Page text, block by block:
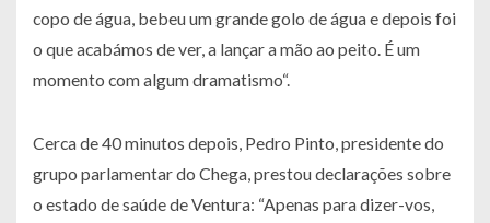
copo de água, bebeu um grande golo de água e depois foi
o que acabámos de ver, a lançar a mão ao peito. É um
momento com algum dramatismo“.
Cerca de 40 minutos depois, Pedro Pinto, presidente do
grupo parlamentar do Chega, prestou declarações sobre
o estado de saúde de Ventura: “Apenas para dizer-vos,